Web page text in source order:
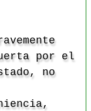
por el
no